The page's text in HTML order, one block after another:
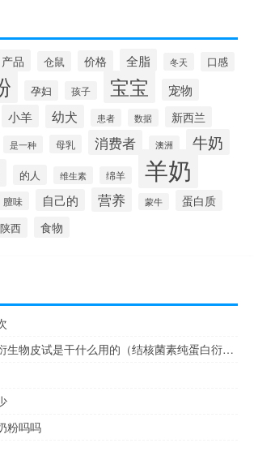
产品 仓鼠 价格 全脂 冬天 口感
孕妇 孩子 宝宝 宠物
小羊 幼犬 患者 数据 新西兰
是一种 母乳 消费者 澳洲 牛奶
的人 维生素 绵羊 羊奶
膻味 自己的 营养 蒙牛 蛋白质
陕西 食物
结核菌素纯蛋白衍生物皮试是干什么用的（结核菌素纯蛋白衍生物皮试怎么看结果）
粉吗吗